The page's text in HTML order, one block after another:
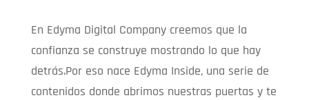
En Edyma Digital Company creemos que la
confianza se construye mostrando lo que hay
detrás.Por eso nace Edyma Inside, una serie de
contenidos donde abrimos nuestras puertas y te